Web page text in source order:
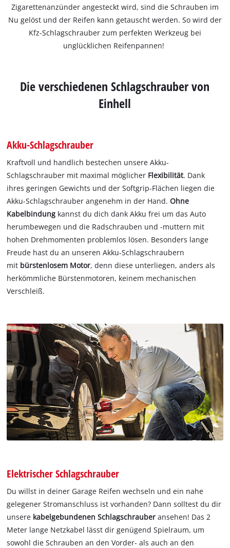
Zigarettenanzünder angesteckt wird, sind die Schrauben im
Nu gelöst und der Reifen kann getauscht werden. So wird der
Kfz-Schlagschrauber zum perfekten Werkzeug bei
unglücklichen Reifenpannen!
Die verschiedenen Schlagschrauber von
Einhell
Akku-Schlagschrauber
Kraftvoll und handlich bestechen unsere Akku-
Schlagschrauber mit maximal möglicher Flexibilität. Dank
ihres geringen Gewichts und der Softgrip-Flächen liegen die
Akku-Schlagschrauber angenehm in der Hand.Ohne
Kabelbindung kannst du dich dank Akku frei um das Auto
herumbewegen und die Radschrauben und -muttern mit
hohen Drehmomenten problemlos lösen. Besonders lange
Freude hast du an unseren Akku-Schlagschraubern
mit bürstenlosem Motor, denn diese unterliegen, anders als
herkömmliche Bürstenmotoren, keinem mechanischen
Verschleiß.
Elektrischer Schlagschrauber
Du willst in deiner Garage Reifen wechseln und ein nahe
gelegener Stromanschluss ist vorhanden? Dann solltest du dir
unsere kabelgebundenen Schlagschrauber ansehen! Das 2
Meter lange Netzkabel lässt dir genügend Spielraum, um
sowohl die Schrauben an den Vorder- als auch an den